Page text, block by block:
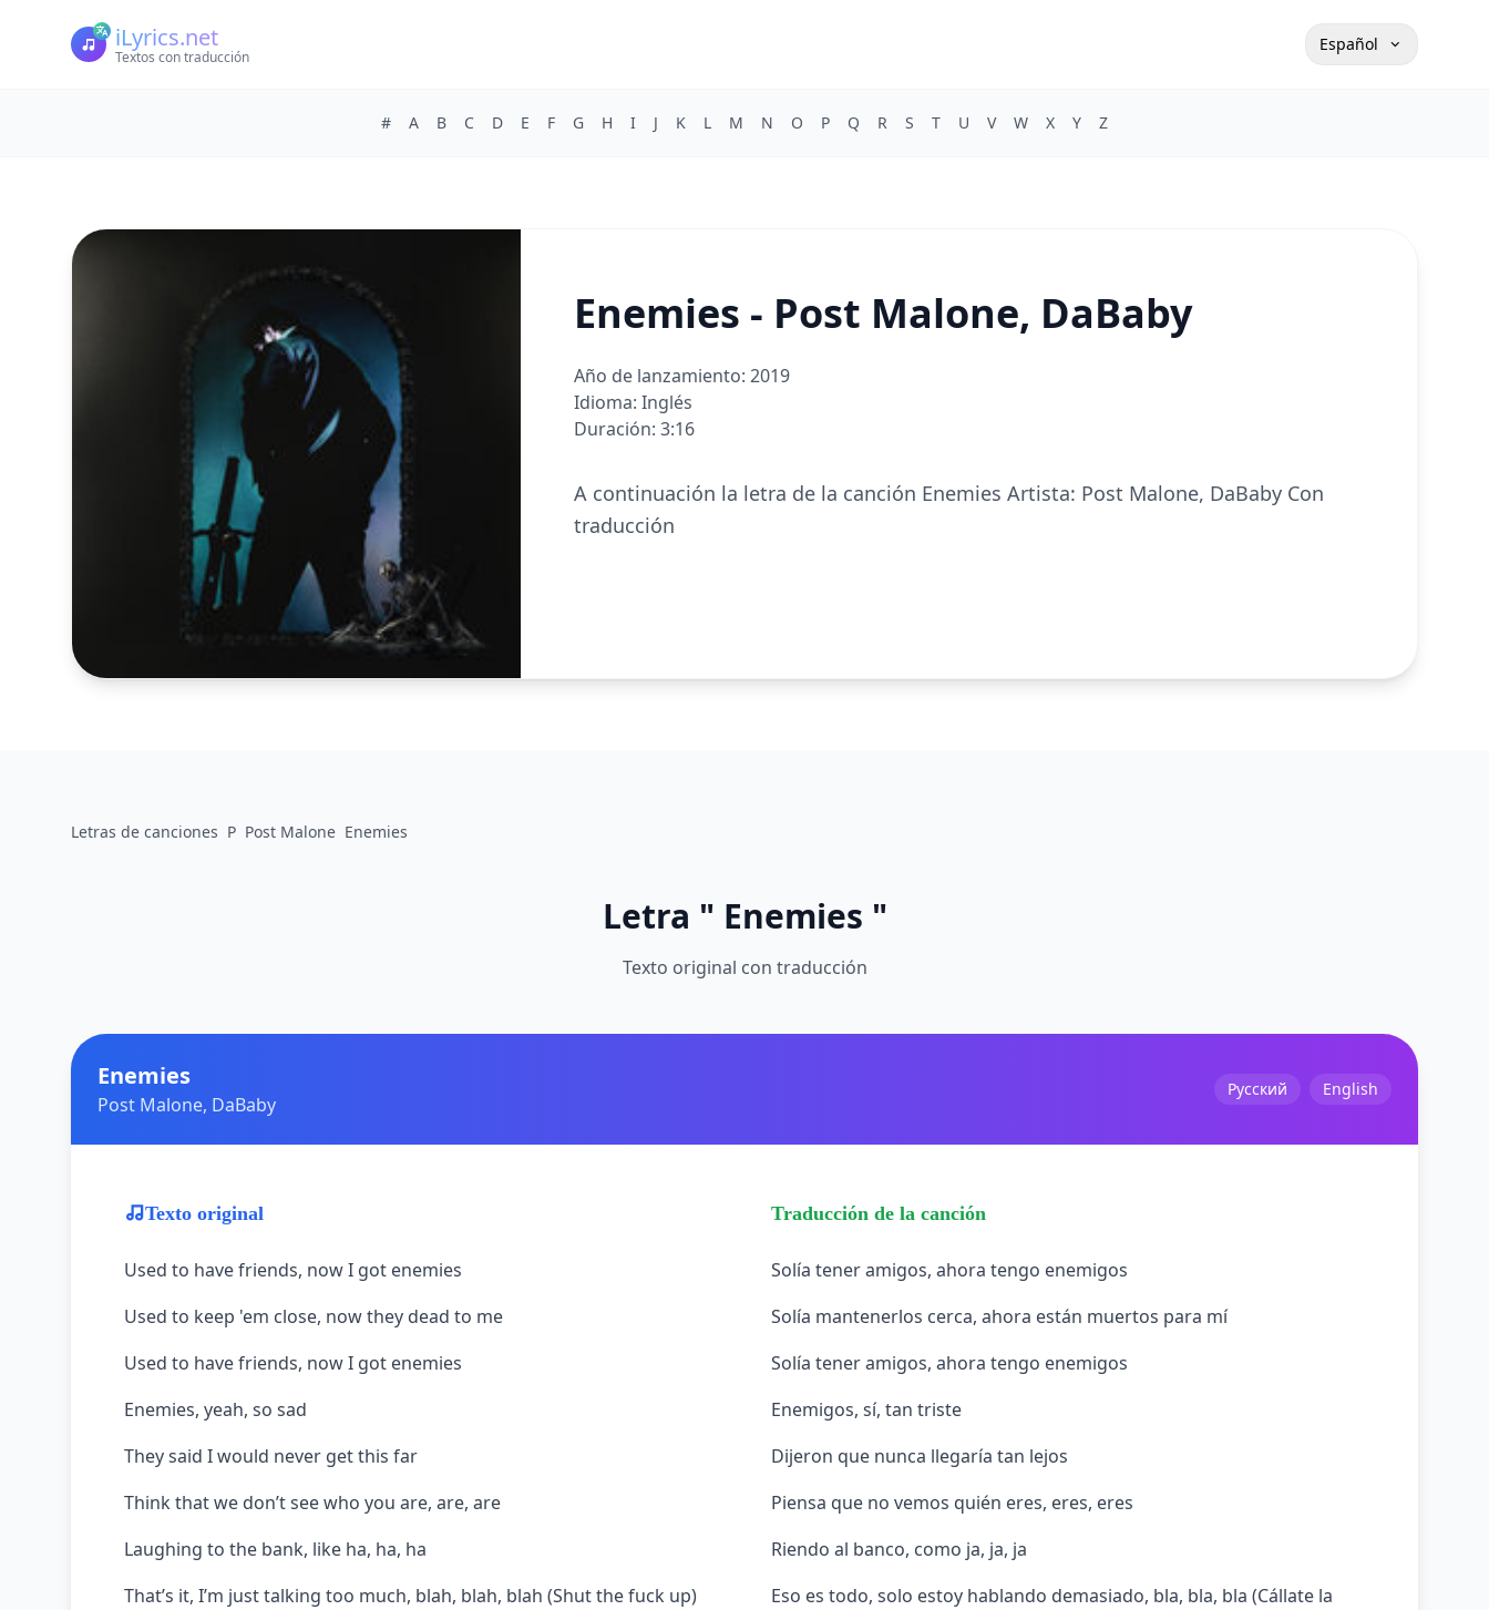
iLyrics.net
Textos con traducción
Español
# A B C D E F G H I J K L M N O P Q R S T U V W X Y Z
Enemies - Post Malone, DaBaby
Año de lanzamiento: 2019
Idioma: Inglés
Duración: 3:16
A continuación la letra de la canción Enemies Artista: Post Malone, DaBaby Con
traducción
Letras de canciones P Post Malone Enemies
Letra " Enemies "
Texto original con traducción
Enemies
Post Malone, DaBaby
Русский English
Texto original
Used to have friends, now I got enemies
Used to keep 'em close, now they dead to me
Used to have friends, now I got enemies
Enemies, yeah, so sad
They said I would never get this far
Think that we don’t see who you are, are, are
Laughing to the bank, like ha, ha, ha
That’s it, I’m just talking too much, blah, blah, blah (Shut the fuck up)
Traducción de la canción
Solía ​​tener amigos, ahora tengo enemigos
Solía ​​​​mantenerlos cerca, ahora están muertos para mí
Solía ​​tener amigos, ahora tengo enemigos
Enemigos, sí, tan triste
Dijeron que nunca llegaría tan lejos
Piensa que no vemos quién eres, eres, eres
Riendo al banco, como ja, ja, ja
Eso es todo, solo estoy hablando demasiado, bla, bla, bla (Cállate la